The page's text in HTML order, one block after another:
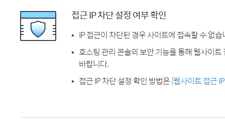
접근 IP 차단 설정 여부 확인
IP 접근이 차단된 경우 사이트에 접속할 수 없습
호스팅 관리 콘솔의 보안 기능을 통해 웹사이
바랍니다.
접근 IP 차단 설정 확인 방법은[웹사이트 접근